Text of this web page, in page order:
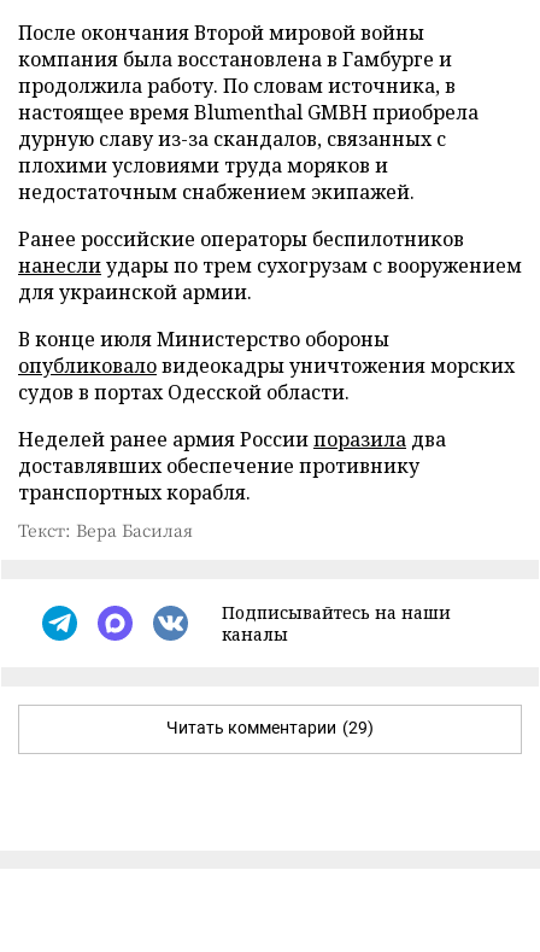
После окончания Второй мировой войны
компания была восстановлена в Гамбурге и
продолжила работу. По словам источника, в
настоящее время Blumenthal GMBH приобрела
дурную славу из-за скандалов, связанных с
плохими условиями труда моряков и
недостаточным снабжением экипажей.
Ранее российские операторы беспилотников
нанеслиудары по трем сухогрузам с вооружением
для украинской армии.
В конце июля Министерство обороны
опубликоваловидеокадры уничтожения морских
судов в портах Одесской области.
Неделей ранее армия Россиипоразила два
доставлявших обеспечение противнику
транспортных корабля.
Текст: Вера Басилая
Подписывайтесь на наши
каналы
Читать комментарии (29)